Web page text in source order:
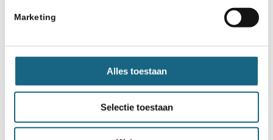
Marketing
Alles toestaan
Selectie toestaan